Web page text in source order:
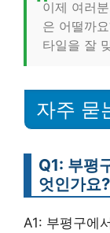
이제 여러
은 어떨까
타일을 잘
자주 묻
Q1: 부평
엇인가요?
A1: 부평구에